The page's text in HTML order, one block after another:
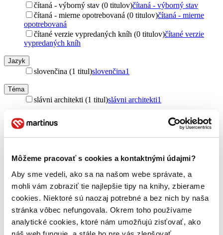
Môžeme pracovať s cookies a kontaktnými údajmi?
Aby sme vedeli, ako sa na našom webe správate, a
mohli vám zobraziť tie najlepšie tipy na knihy, zbierame
cookies. Niektoré sú naozaj potrebné a bez nich by naša
stránka vôbec nefungovala. Okrem toho používame
analytické cookies, ktoré nám umožňujú zisťovať, ako
čítaná - výborný stav (0 titulov)čítaná - výborný stav
čítaná - mierne opotrebovaná (0 titulov)čítaná - mierne
opotrebovaná
čítané verzie vypredaných kníh (0 titulov)čítané verzie
vypredaných kníh
Jazyk
slovenčina (1 titul)slovenčina1
Téma
slávni architekti (1 titul)slávni architekti1
Autor
Ladislav Kaboš (1 titul)
Svatava Maria Kabošová (1 titul)Svatava Maria
Vydavateľstvo
MEDIA FILM (1 titul) MEDIA FILM 1
pevná väzba (1 titul)pevná väzba1
Zúžiť výber